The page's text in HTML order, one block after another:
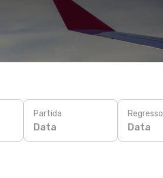
Partida
Data
Regresso
Data